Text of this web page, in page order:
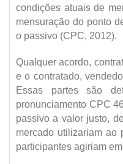
condições atuais de
mensuração do ponto
o passivo (CPC, 2012).
Qualquer acordo,
e o contratado,
Essas partes são
pronunciamento CPC
passivo a valor justo,
mercado utilizariam ao
participantes agiriam